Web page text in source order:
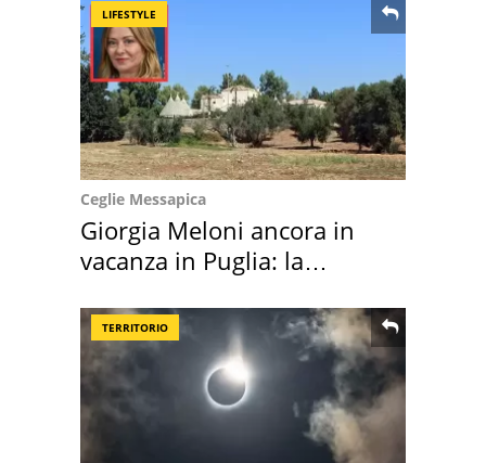
LIFESTYLE
Ceglie Messapica
Giorgia Meloni ancora in
vacanza in Puglia: la
TERRITORIO